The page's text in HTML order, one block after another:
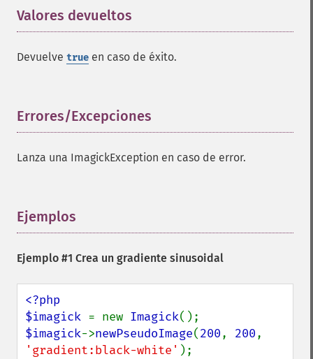
Valores devueltos
Devuelve true en caso de éxito.
Errores/Excepciones
Lanza una ImagickException en caso de error.
Ejemplos
Ejemplo #1 Crea un gradiente sinusoidal
<?php
$imagick = new Imagick
$imagick->newPseudoImage(200, 200
'gradient:black-white'